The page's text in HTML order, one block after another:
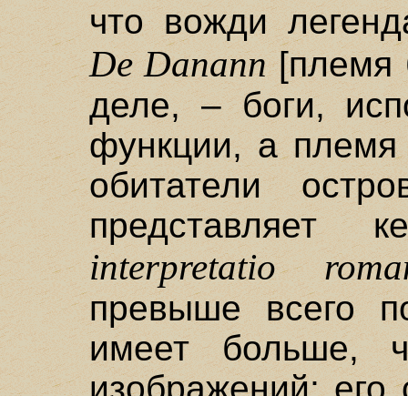
что вожди
De Danann[племя
деле, – боги,
функции, а
обитатели
представляет
iпterpretatio
превыше всего
имеет больше,
изображений; его